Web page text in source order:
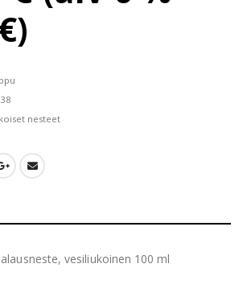
)
nesteet
vesiliukoinen 100 ml